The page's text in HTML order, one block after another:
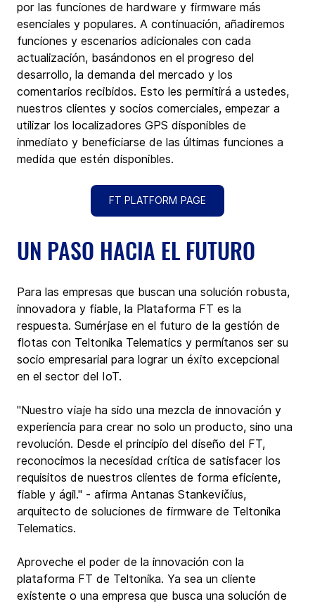
por las funciones de hardware y firmware más
esenciales y populares. A continuación, añadiremos
funciones y escenarios adicionales con cada
actualización, basándonos en el progreso del
desarrollo, la demanda del mercado y los
comentarios recibidos. Esto les permitirá a ustedes,
nuestros clientes y socios comerciales, empezar a
utilizar los localizadores GPS disponibles de
inmediato y beneficiarse de las últimas funciones a
medida que estén disponibles.
FT PLATFORM PAGE
UN PASO HACIA EL FUTURO
Para las empresas que buscan una solución robusta,
innovadora y fiable, la Plataforma FT es la
respuesta. Sumérjase en el futuro de la gestión de
flotas con Teltonika Telematics y permítanos ser su
socio empresarial para lograr un éxito excepcional
en el sector del IoT.
"Nuestro viaje ha sido una mezcla de innovación y
experiencia para crear no solo un producto, sino una
revolución. Desde el principio del diseño del FT,
reconocimos la necesidad crítica de satisfacer los
requisitos de nuestros clientes de forma eficiente,
fiable y ágil." - afirma Antanas Stankevičius,
arquitecto de soluciones de firmware de Teltonika
Telematics.
Aproveche el poder de la innovación con la
plataforma FT de Teltonika. Ya sea un cliente
existente o una empresa que busca una solución de